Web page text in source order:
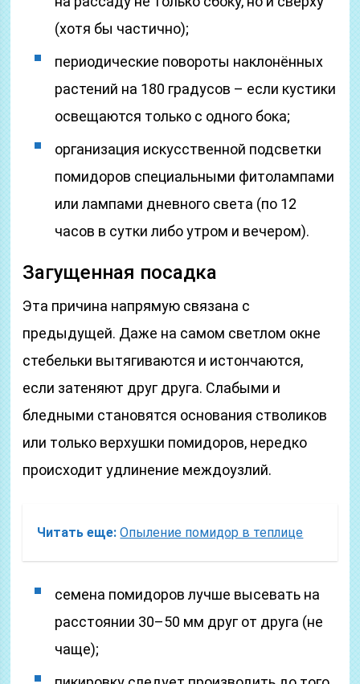
(хотя бы частично);
периодические повороты наклонённых
растений на 180 градусов – если кустики
освещаются только с одного бока;
организация искусственной подсветки
помидоров специальными фитолампами
или лампами дневного света (по 12
часов в сутки либо утром и вечером).
Загущенная посадка
Эта причина напрямую связана с
предыдущей. Даже на самом светлом окне
стебельки вытягиваются и истончаются,
если затеняют друг друга. Слабыми и
бледными становятся основания стволиков
или только верхушки помидоров, нередко
происходит удлинение междоузлий.
Читать еще: Опыление помидор в теплице
семена помидоров лучше высевать на
расстоянии 30–50 мм друг от друга (не
чаще);